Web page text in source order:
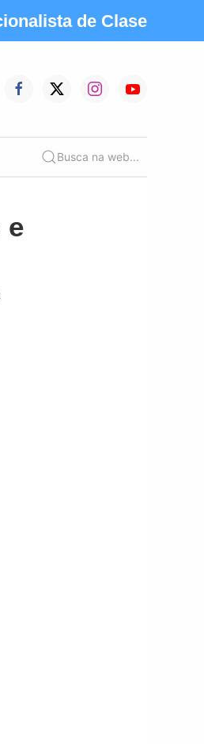
de Clase
Busca na web...
e